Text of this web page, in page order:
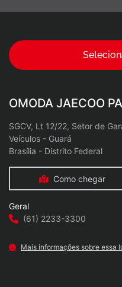
OMODA JAECOO
SGCV, Lt 12/22, Setor de
Veículos - Guará
Brasília - Distrito Federal
Como chegar
Geral
(61) 2233-3300
Mais informações sobre essa